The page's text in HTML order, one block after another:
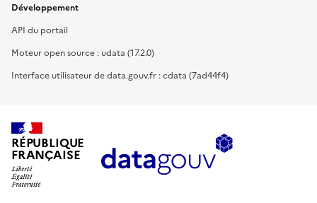
Développement
API du portail
Moteur open source : udata (17.2.0)
Interface utilisateur de data.gouv.fr : cdata (7ad44f4)
RÉPUBLIQUE
FRANÇAISE